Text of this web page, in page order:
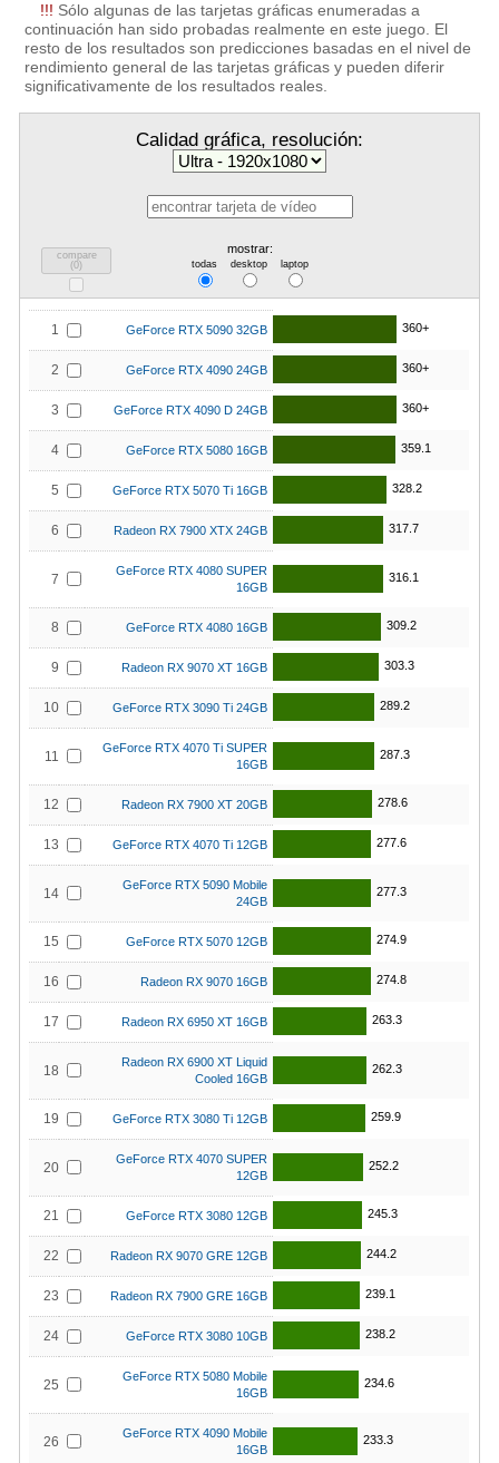
!!! Sólo algunas de las tarjetas gráficas enumeradas a
continuación han sido probadas realmente en este juego. El
resto de los resultados son predicciones basadas en el nivel de
rendimiento general de las tarjetas gráficas y pueden diferir
significativamente de los resultados reales.
Calidad gráfica, resolución:
compare
(0)
mostrar:
todas desktop laptop
1 GeForce RTX 5090 32GB 360+
2 GeForce RTX 4090 24GB 360+
3 GeForce RTX 4090 D 24GB 360+
4 GeForce RTX 5080 16GB 359.1
5 GeForce RTX 5070 Ti 16GB 328.2
6 Radeon RX 7900 XTX 24GB 317.7
7
GeForce RTX 4080 SUPER
16GB
316.1
8 GeForce RTX 4080 16GB 309.2
9 Radeon RX 9070 XT 16GB 303.3
10 GeForce RTX 3090 Ti 24GB 289.2
11
GeForce RTX 4070 Ti SUPER
16GB
287.3
12 Radeon RX 7900 XT 20GB 278.6
13 GeForce RTX 4070 Ti 12GB 277.6
14
GeForce RTX 5090 Mobile
24GB
277.3
15 GeForce RTX 5070 12GB 274.9
16 Radeon RX 9070 16GB 274.8
17 Radeon RX 6950 XT 16GB 263.3
18
Radeon RX 6900 XT Liquid
Cooled 16GB
262.3
19 GeForce RTX 3080 Ti 12GB 259.9
20
GeForce RTX 4070 SUPER
12GB
252.2
21 GeForce RTX 3080 12GB 245.3
22 Radeon RX 9070 GRE 12GB 244.2
23 Radeon RX 7900 GRE 16GB 239.1
24 GeForce RTX 3080 10GB 238.2
25
GeForce RTX 5080 Mobile
16GB
234.6
26
GeForce RTX 4090 Mobile
16GB
233.3